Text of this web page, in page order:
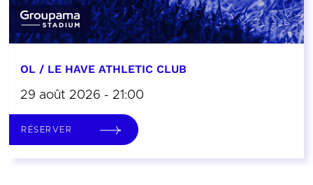
OL / LE HAVE ATHLETIC CLUB
29 août 2026 - 21:00
RÉSERVER